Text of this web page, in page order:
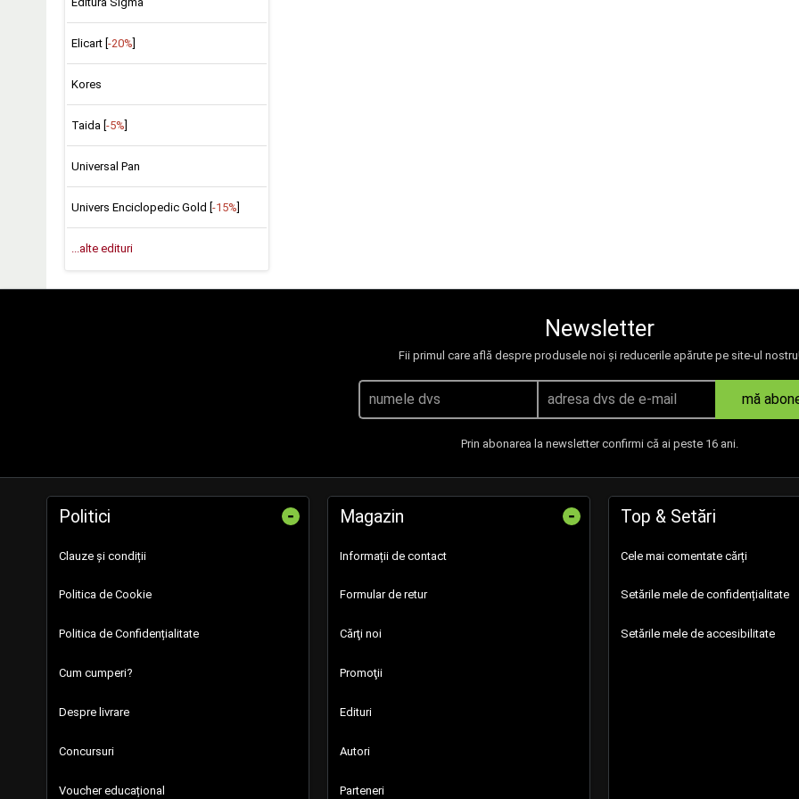
Elicart [ -20%
Kores
Taida [ -5%
Universal Pan
Univers Enciclopedic Gold [ -15%
...alte edituri
Newsletter
Fii primul care află despre produsele noi și reducerile apărute pe site-ul nostru!
mă
Prin abonarea la newsletter confirmi că ai peste 16 ani.
Politici -
Clauze și condiții
Politica de Cookie
Politica de Confidențialitate
Cum cumperi?
Despre livrare
Concursuri
Voucher educațional
Magazin -
Informații de contact
Formular de retur
Cărţi noi
Promoţii
Edituri
Autori
Parteneri
Top & Setări
Cele mai comentate cărți
Setările mele de confidențialitate
Setările mele de accesibilitate